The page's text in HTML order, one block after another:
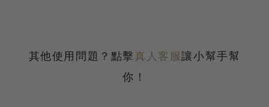
其他使用問題？點擊真人客服讓小幫手幫
你！